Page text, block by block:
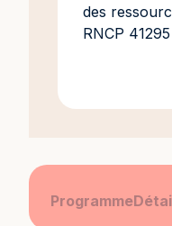
des
RNCP 41295
Programme